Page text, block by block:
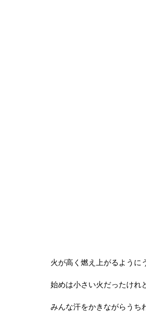
火が高く燃え上がるように
始めは小さい火だったけれ
みんな汗をかきながらうち